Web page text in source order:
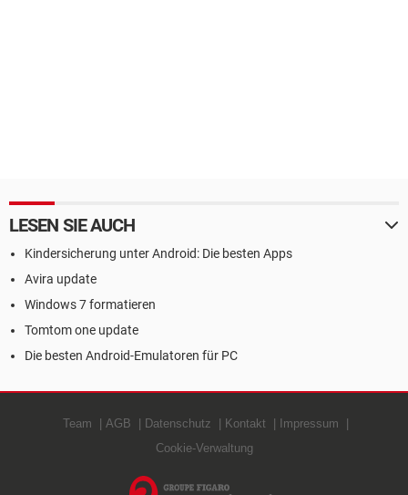
LESEN SIE AUCH
Kindersicherung unter Android: Die besten Apps
Avira update
Windows 7 formatieren
Tomtom one update
Die besten Android-Emulatoren für PC
Team AGB Datenschutz Kontakt
Impressum
Cookie-Verwaltung